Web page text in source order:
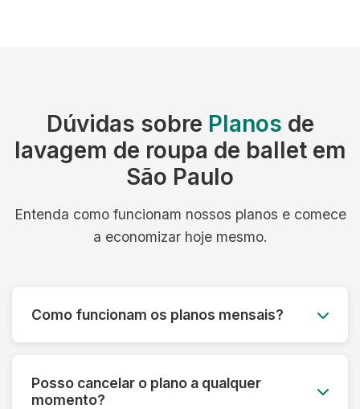
Dúvidas sobre Planos de
lavagem de roupa de ballet em
São Paulo
Entenda como funcionam nossos planos e comece
a economizar hoje mesmo.
Como funcionam os planos mensais?
entrega inclusos. É simples, previsível e muito
Posso cancelar o plano a qualquer
momento?